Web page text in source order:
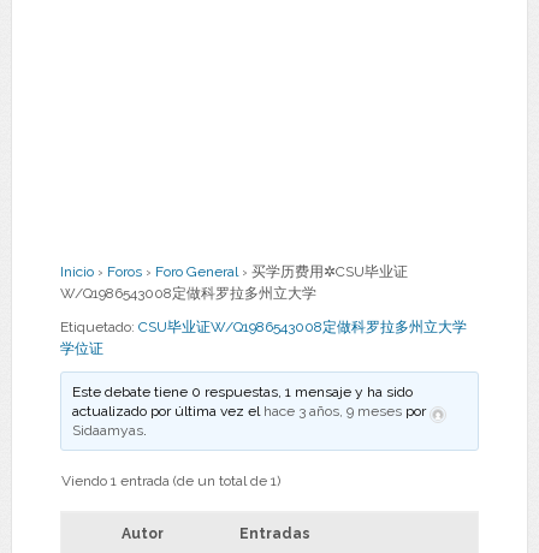
Inicio › Foros › Foro General › 买学历费用✲CSU毕业证
W/Q1986543008定做科罗拉多州立大学
Etiquetado: CSU毕业证W/Q1986543008定做科罗拉多州立大学
学位证
Este debate tiene 0 respuestas, 1 mensaje y ha sido
actualizado por última vez el hace 3 años, 9 meses por
Sidaamyas.
Viendo 1 entrada (de un total de 1)
Autor Entradas